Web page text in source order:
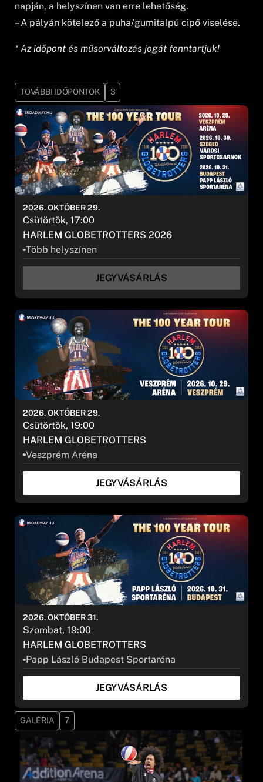
napján, a helyszínen van erre lehetőség.
– A pályán kötelező a puha/gumitalpú cipő viselése.
* Az időpont és műsorváltozás jogát fenntartjuk!
TOVÁBBI IDŐPONTOK 3
HARLEM GLOBETROTTERS 2026
Több helyszínen
2026. OKTÓBER 29.
Csütörtök, 17:00
JEGYVÁSÁRLÁS
HARLEM GLOBETROTTERS
Veszprém Aréna
2026. OKTÓBER 29.
Csütörtök, 19:00
JEGYVÁSÁRLÁS
HARLEM GLOBETROTTERS
Papp László Budapest Sportaréna
2026. OKTÓBER 31.
Szombat, 19:00
JEGYVÁSÁRLÁS
GALÉRIA 7